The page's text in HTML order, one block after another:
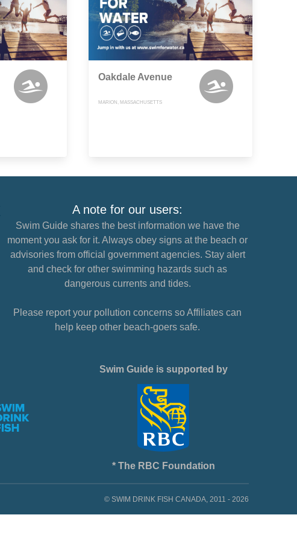
Oakdale Avenue
MARION, MASSACHUSETTS
A note for our users:
Swim Guide shares the best information we have the
moment you ask for it. Always obey signs at the beach or
advisories from official government agencies. Stay alert
and check for other swimming hazards such as
dangerous currents and tides.
Please report your pollution concerns so Affiliates can
help keep other beach-goers safe.
Swim Guide is supported by
* The RBC Foundation
© SWIM DRINK FISH CANADA, 2011 - 2026